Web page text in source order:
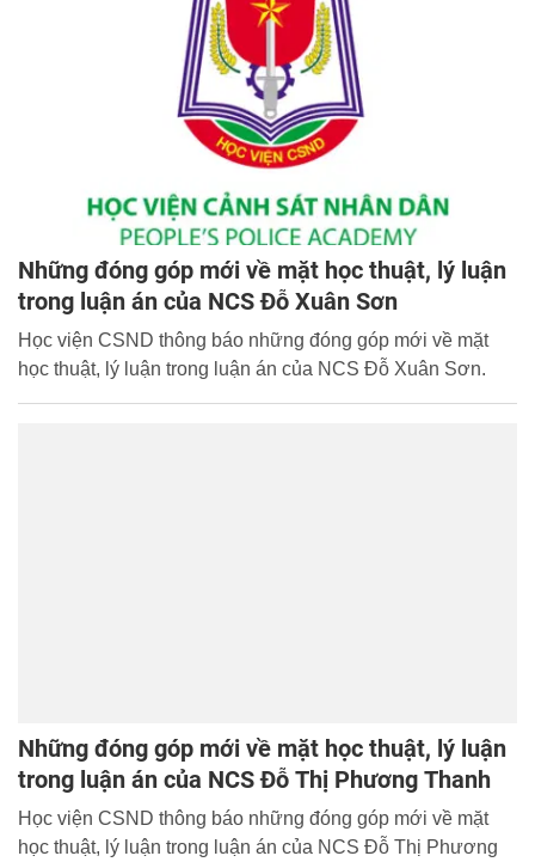
Những đóng góp mới về mặt học thuật, lý luận
trong luận án của NCS Đỗ Xuân Sơn
Học viện CSND thông báo những đóng góp mới về mặt
học thuật, lý luận trong luận án của NCS Đỗ Xuân Sơn.
Những đóng góp mới về mặt học thuật, lý luận
trong luận án của NCS Đỗ Thị Phương Thanh
Học viện CSND thông báo những đóng góp mới về mặt
học thuật, lý luận trong luận án của NCS Đỗ Thị Phương